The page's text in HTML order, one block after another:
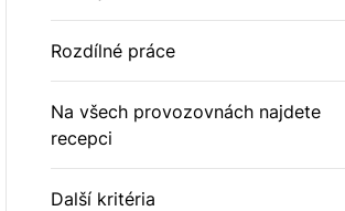
Rozdílné práce
Na všech provozovnách najdete
recepci
Další kritéria